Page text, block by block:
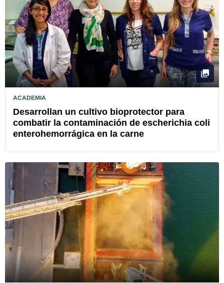
ACADEMIA
Desarrollan un cultivo bioprotector para
combatir la contaminación de escherichia coli
enterohemorrágica en la carne